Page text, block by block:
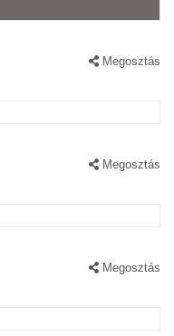
Megosztás
Megosztás
Megosztás